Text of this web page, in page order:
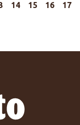
14 15 16 17